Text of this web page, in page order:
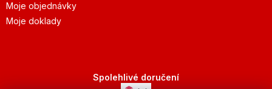
Moje objednávky
Moje doklady
Spolehlivé doručení